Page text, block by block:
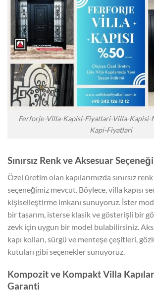
Ferforje-Villa-Kapisi-Fiyatlari-Villa-
Kapi-Fiyatlari
Sınırsız Renk ve Aksesuar Seçeneği
Özel üretim olan kapılarımızda sınırsız
seçeneğimiz mevcut. Böylece, villa kapısı
kişiselleştirme imkanı sunuyoruz. İster
bir tasarım, isterse klasik ve gösterişli bir
zevk için uygun bir model bulabilirsiniz.
kapı kolları, sürgü ve menteşe çeşitleri,
kutuları gibi seçenekler sunuyoruz.
Kompozit ve Kompakt Villa
Garanti